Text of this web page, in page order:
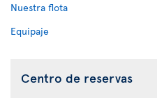
Nuestra flota
Equipaje
Centro de reservas